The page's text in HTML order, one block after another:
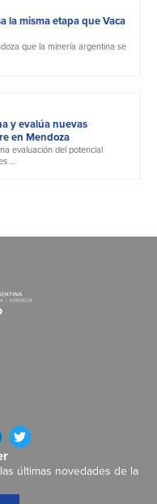
la misma etapa que Vaca
que la minería argentina se
y evalúa nuevas
en Mendoza
evaluación del potencial
...
últimas novedades de la